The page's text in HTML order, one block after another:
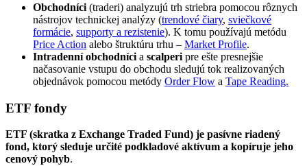
Obchodníci (traderi) analyzujú trh striebra pomocou rôznych
nástrojov technickej analýzy (trendové čiary, sviečkové
formácie, supporty a rezistenie). K tomu používajú metódu
Price Action alebo štruktúru trhu – Market Profile.
Intradenní obchodníci a scalperi pre ešte presnejšie
načasovanie vstupu do obchodu sledujú tok realizovaných
objednávok pomocou metódy Order Flow a Tape Reading.
ETF fondy
ETF (skratka z Exchange Traded Fund) je pasívne riadený
fond, ktorý sleduje určité podkladové aktívum a kopíruje jeho
cenový pohyb.